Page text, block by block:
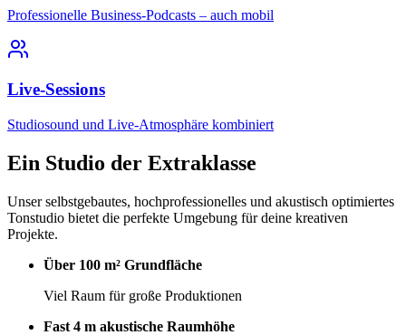
Professionelle Business-Podcasts – auch mobil
Live-Sessions
Studiosound und Live-Atmosphäre kombiniert
Ein Studio der Extraklasse
Unser selbstgebautes, hochprofessionelles und akustisch optimiertes
Tonstudio bietet die perfekte Umgebung für deine kreativen
Projekte.
Über 100 m² Grundfläche
Viel Raum für große Produktionen
Fast 4 m akustische Raumhöhe